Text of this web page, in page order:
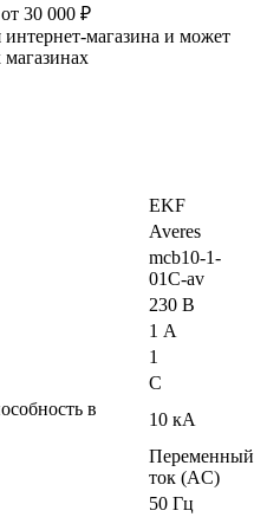
30 000 ₽
интернет-магазина и может
EKF
Averes
mcb10-1-
01C-av
230 В
1 А
1
C
в
10 кА
Переменный
ток (AC)
50 Гц